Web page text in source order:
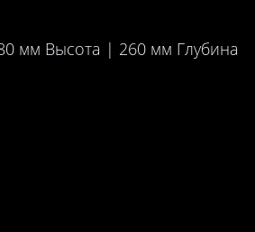
мм Высота | 260 мм Глубина